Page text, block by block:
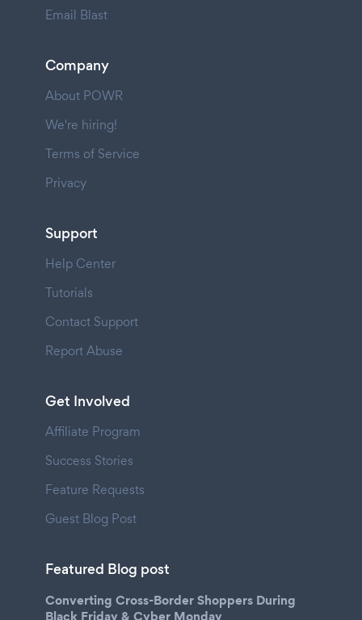
Email Blast
Company
About POWR
We're hiring!
Terms of Service
Privacy
Support
Help Center
Tutorials
Contact Support
Report Abuse
Get Involved
Affiliate Program
Success Stories
Feature Requests
Guest Blog Post
Featured Blog post
Converting Cross-Border Shoppers During
Black Friday & Cyber Monday